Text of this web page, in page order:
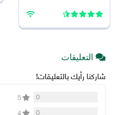
التعليقات
شاركنا رأيك بالتعليقات!
0
5
0